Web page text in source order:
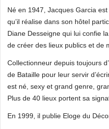
Né en 1947, Jacques Garcia
qu’il réalise dans son hôtel
Diane Desseigne qui lui confie
de créer des lieux publics et de
Collectionneur depuis toujours
de Bataille pour leur servir
est né, sexy et grand genre,
Plus de 40 lieux portent sa
En 1999, il publie Eloge du